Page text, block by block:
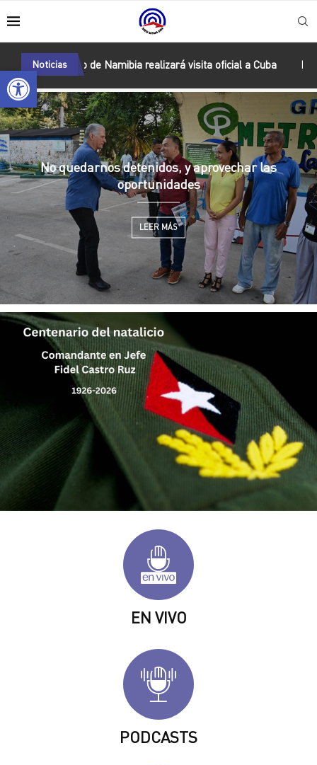
Abrir barra de herramientas
Noticias
de Namibia realizará visita oficial a Cuba Presentan
No quedarnos detenidos, y aprovechar las
oportunidades
LEER MÁS
EN VIVO
PODCASTS